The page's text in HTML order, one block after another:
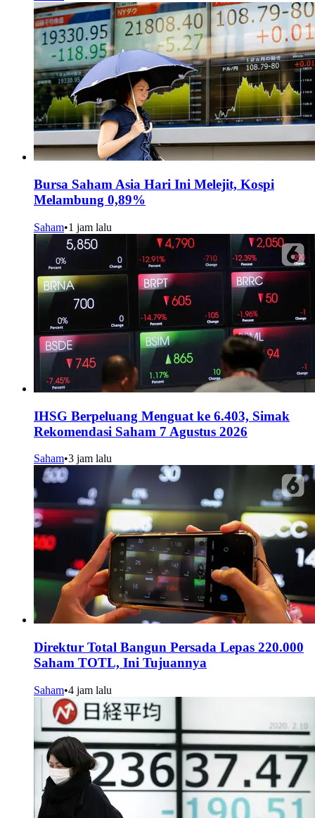
Bursa Saham Asia Hari Ini Melejit, Kospi
Melambung 0,89%
Saham•1 jam lalu
IHSG Berpeluang Menguat ke 6.403, Simak
Rekomendasi Saham 7 Agustus 2026
Saham•3 jam lalu
Direktur Total Bangun Persada Lepas 220.000
Saham TOTL, Ini Tujuannya
Saham•4 jam lalu